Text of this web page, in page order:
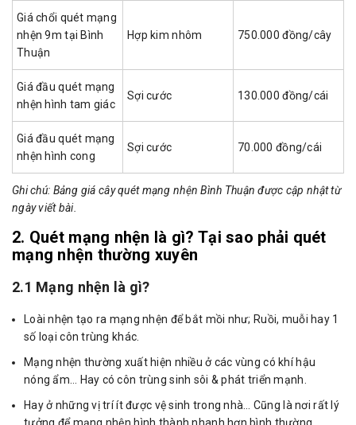
Giá chổi quét mạng
nhện 9m tại Bình
Thuận
Hợp kim nhôm 750.000 đồng/cây
Giá đầu quét mạng
nhện hình tam giác
Sợi cước 130.000 đồng/cái
Giá đầu quét mạng
nhện hình cong
Sợi cước 70.000 đồng/cái
Ghi chú: Bảng giá cây quét mạng nhện Bình Thuận được cập nhật từ
ngày viết bài.
2. Quét mạng nhện là gì? Tại sao phải quét
mạng nhện thường xuyên
2.1 Mạng nhện là gì?
Loài nhện tạo ra mạng nhện để bắt mồi như; Ruồi, muỗi hay 1
số loại côn trùng khác.
Mạng nhện thường xuất hiện nhiều ở các vùng có khí hậu
nóng ẩm… Hay có côn trùng sinh sôi & phát triển mạnh.
Hay ở những vị trí ít được vệ sinh trong nhà… Cũng là nơi rất lý